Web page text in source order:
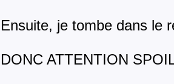
Ensuite, je tombe dans le
DONC ATTENTION